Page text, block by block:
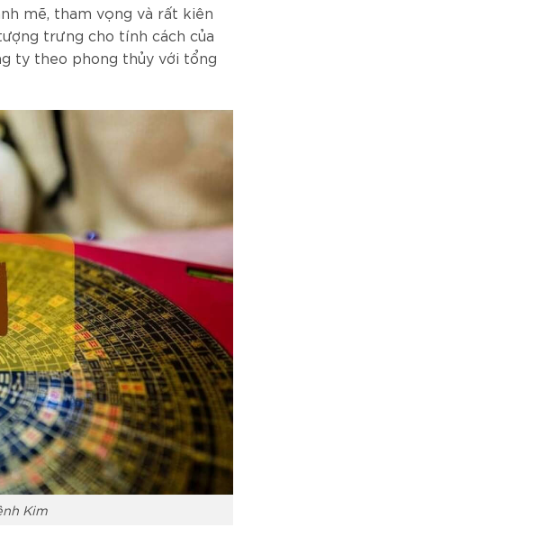
mẽ, tham vọng và rất kiên
trưng cho tính cách của
ty theo phong thủy với tổng
Kim